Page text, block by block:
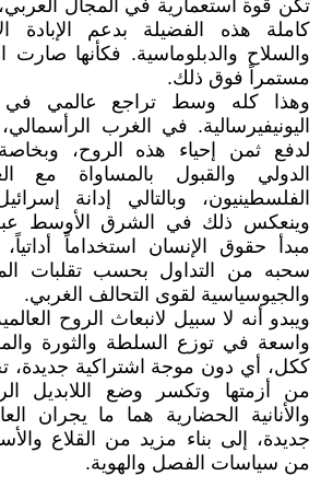
تكن قوة استعمارية في المجال العربي،
كاملة هذه الفضيلة بدعم الإبادة
والسلاح والدبلوماسية. فكأنها صارت
مستمراً فوق ذلك.
وهذا كله وسط تراجع عالمي في
اليونيفيرسالية. في الغرب
لدفع ثمن إحياء هذه الروح، وبخاصة
الدولي والقبول بالمساواة مع
الفلسطينيون، وبالتالي إدانة
وينعكس ذلك في الشرق الأوسط عبر
مبدأ حقوق الإنسان استخداماً
سحبه من التداول بحسب تقلبات
والجيوسياسية لقوى التحالف الغربي.
ويبدو أنه لا سبيل لانبعاث الروح
واسعة في توزع السلطة والثورة
ككل، أي دون موجة اشتراكية جديدة،
من أزمتها وتكسر وضع اللابديل
والأنانية الحضارية هما ما يجران
جديدة، إلى بناء مزيد من القلاع
من سياسات الفصل والهوية.